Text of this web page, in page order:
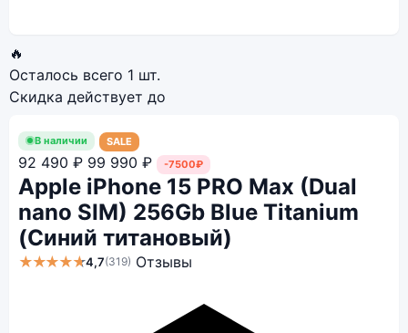
🔥
Осталось всего 1 шт.
Скидка действует до
В наличии SALE
92 490 ₽ 99 990 ₽ -7500₽
Apple iPhone 15 PRO Max (Dual
nano SIM) 256Gb Blue Titanium
(Синий титановый)
★★★★★4,7(319) Отзывы